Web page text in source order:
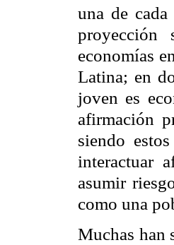
una de cada
proyección
economías
Latina; en
joven es
afirmación
siendo
interactuar
asumir
como una
Muchas han